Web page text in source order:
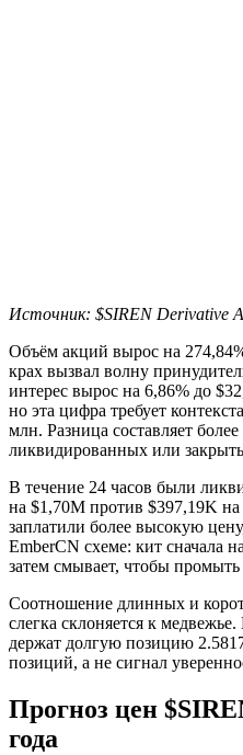
Источник: $SIREN Derivative
Объём акций вырос на
крах вызвал волну
интерес вырос на 6,86% до
но эта цифра требует
млн. Разница составляет
ликвидированных или
В течение 24 часов были
на $1,70M против $397,19K
заплатили более высокую
EmberCN схеме: кит сначала
затем смывает, чтобы
Соотношение длинных и
слегка склоняется к
держат долгую позицию
позиций, а не сигнал
Прогноз цен
года